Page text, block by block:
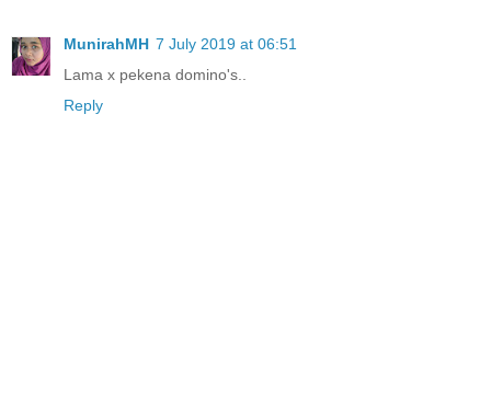
MunirahMH 7 July 2019 at 06:51
Lama x pekena domino's..
Reply